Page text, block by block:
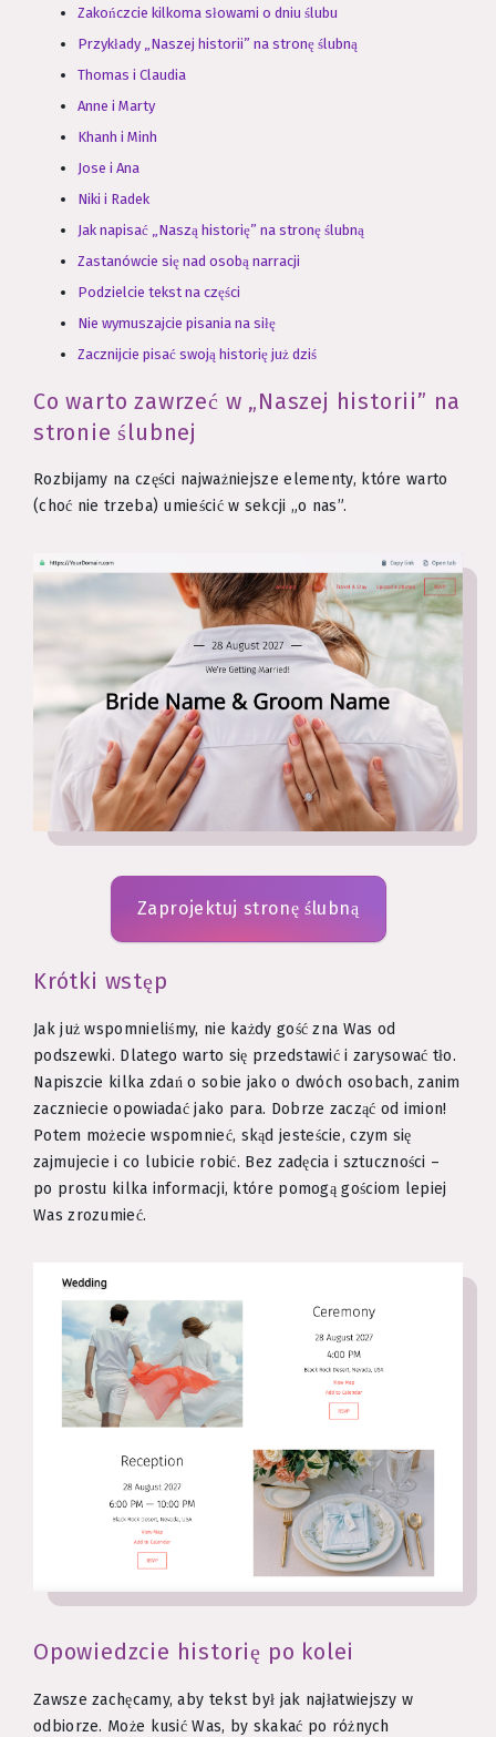
Zakończcie kilkoma słowami o dniu ślubu
Przykłady „Naszej historii” na stronę ślubną
Thomas i Claudia
Anne i Marty
Khanh i Minh
Jose i Ana
Niki i Radek
Jak napisać „Naszą historię” na stronę ślubną
Zastanówcie się nad osobą narracji
Podzielcie tekst na części
Nie wymuszajcie pisania na siłę
Zacznijcie pisać swoją historię już dziś
Co warto zawrzeć w „Naszej historii” na
stronie ślubnej
Rozbijamy na części najważniejsze elementy, które warto
(choć nie trzeba) umieścić w sekcji „o nas”.
Zaprojektuj stronę ślubną
Krótki wstęp
Jak już wspomnieliśmy, nie każdy gość zna Was od
podszewki. Dlatego warto się przedstawić i zarysować tło.
Napiszcie kilka zdań o sobie jako o dwóch osobach, zanim
zaczniecie opowiadać jako para. Dobrze zacząć od imion!
Potem możecie wspomnieć, skąd jesteście, czym się
zajmujecie i co lubicie robić. Bez zadęcia i sztuczności –
po prostu kilka informacji, które pomogą gościom lepiej
Was zrozumieć.
Opowiedzcie historię po kolei
Zawsze zachęcamy, aby tekst był jak najłatwiejszy w
odbiorze. Może kusić Was, by skakać po różnych